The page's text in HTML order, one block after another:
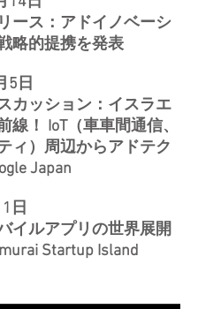
ース：アドイノベーシ
略的提携を発表
5日
カッション：イスラエ
線！ IoT（車車間通信、
ィ）周辺からアドテク
Japan
日
イルアプリの世界展開
Startup Island